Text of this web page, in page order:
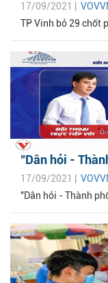
17/09/2021 |
TP Vinh bỏ 29 chốt
"Dân hỏi -
17/09/2021 |
"Dân hỏi - Thành